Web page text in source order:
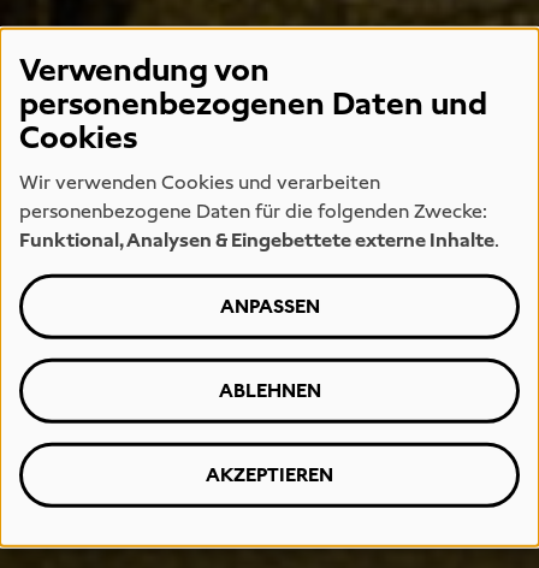
Verwendung von
personenbezogenen Daten und
Cookies
Wir verwenden Cookies und verarbeiten
personenbezogene Daten für die folgenden Zwecke:
Funktional, Analysen & Eingebettete externe Inhalte.
ANPASSEN
ABLEHNEN
AKZEPTIEREN